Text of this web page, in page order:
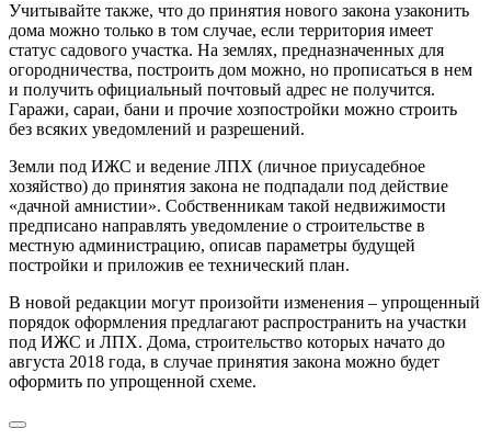
Учитывайте также, что до принятия нового закона узаконить
дома можно только в том случае, если территория имеет
статус садового участка. На землях, предназначенных для
огородничества, построить дом можно, но прописаться в нем
и получить официальный почтовый адрес не получится.
Гаражи, сараи, бани и прочие хозпостройки можно строить
без всяких уведомлений и разрешений.
Земли под ИЖС и ведение ЛПХ (личное приусадебное
хозяйство) до принятия закона не подпадали под действие
«дачной амнистии». Собственникам такой недвижимости
предписано направлять уведомление о строительстве в
местную администрацию, описав параметры будущей
постройки и приложив ее технический план.
В новой редакции могут произойти изменения – упрощенный
порядок оформления предлагают распространить на участки
под ИЖС и ЛПХ. Дома, строительство которых начато до
августа 2018 года, в случае принятия закона можно будет
оформить по упрощенной схеме.